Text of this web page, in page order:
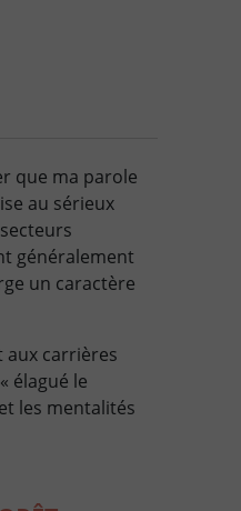
que ma parole
au sérieux
généralement
un caractère
aux carrières
élagué le
les mentalités